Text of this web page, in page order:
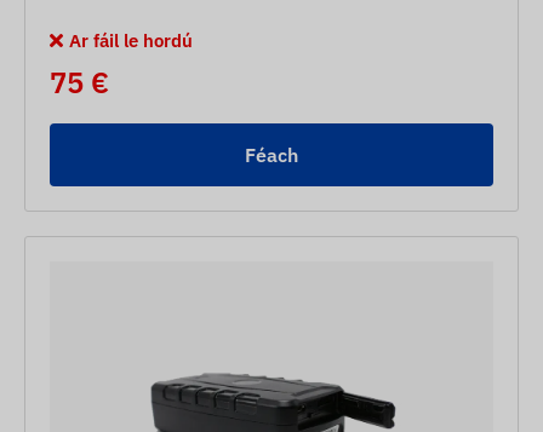
Ar fáil le hordú
75 €
Féach